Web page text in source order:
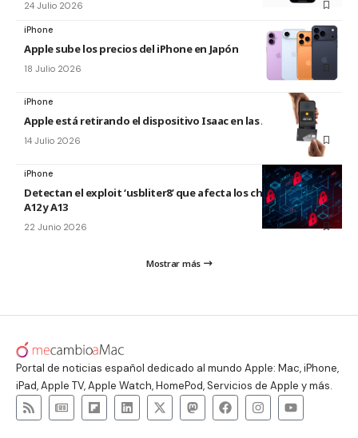
24 Julio 2026
iPhone
Apple sube los precios del iPhone en Japón
18 Julio 2026
iPhone
Apple está retirando el dispositivo Isaac en las Apple Store
14 Julio 2026
iPhone
Detectan el exploit ‘usbliter8’ que afecta los chips de Apple
A12 y A13
22 Junio 2026
Mostrar más
Portal de noticias español dedicado al mundo Apple: Mac, iPhone,
iPad, Apple TV, Apple Watch, HomePod, Servicios de Apple y más.